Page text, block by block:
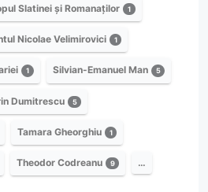
Slatinei și Romanaților 1
Nicolae Velimirovici 1
1 Silvian-Emanuel Man 5
Dumitrescu 5
Tamara Gheorghiu 1
Theodor Codreanu 9 …